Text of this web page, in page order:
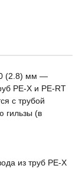
(2.8) мм —
PE-X и PE-RT
с трубой
гильзы (в
из труб PE-X